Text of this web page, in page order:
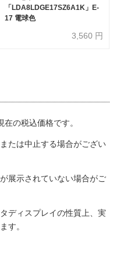
「LDA8LDGE17SZ6A1K」E-
17 電球色
3,560 円
の税込価格です。
たは中止する場合がござい
展示されていない場合がご
ディスプレイの性質上、実
す。